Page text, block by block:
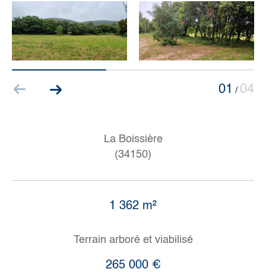
01 / 04
La Boissière
(34150)
1 362 m²
Terrain arboré et viabilisé
265 000 €